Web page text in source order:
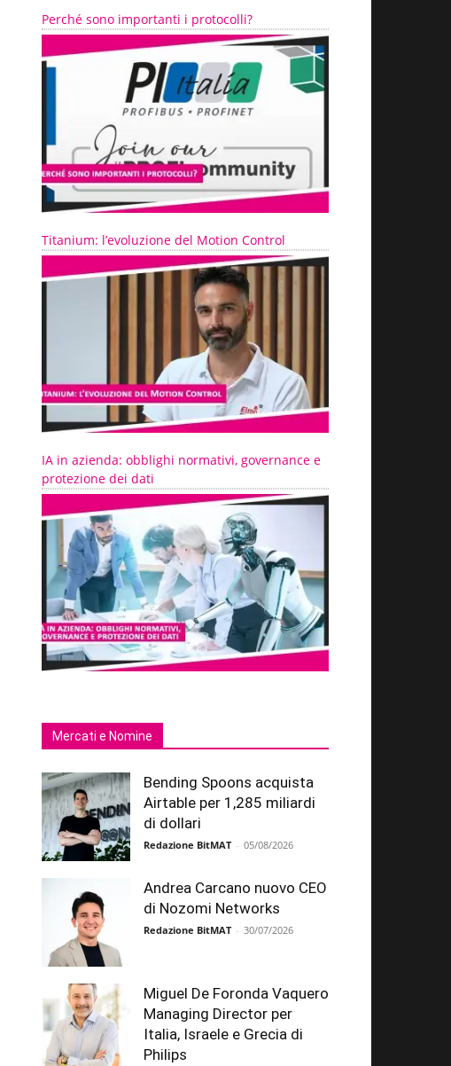
Perché sono importanti i protocolli?
Titanium: l’evoluzione del Motion Control
IA in azienda: obblighi normativi, governance e
protezione dei dati
Mercati e Nomine
Bending Spoons acquista
Airtable per 1,285 miliardi
di dollari
Redazione BitMAT - 05/08/2026
Andrea Carcano nuovo CEO
di Nozomi Networks
Redazione BitMAT - 30/07/2026
Miguel De Foronda Vaquero
Managing Director per
Italia, Israele e Grecia di
Philips